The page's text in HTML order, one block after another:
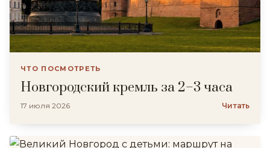
ЧТО ПОСМОТРЕТЬ
Новгородский кремль за 2–3 часа
17 июля 2026 Читать